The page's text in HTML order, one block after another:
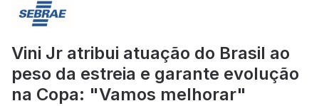
Vini Jr atribui atuação do Brasil ao
peso da estreia e garante evolução
na Copa: "Vamos melhorar"